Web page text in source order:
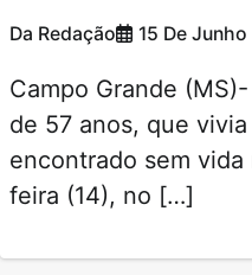
Da Redação 15 De
Campo Grande
de 57 anos, que
encontrado sem
feira (14), no […]